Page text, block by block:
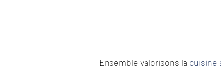
Ensemble valorisons la cuisine